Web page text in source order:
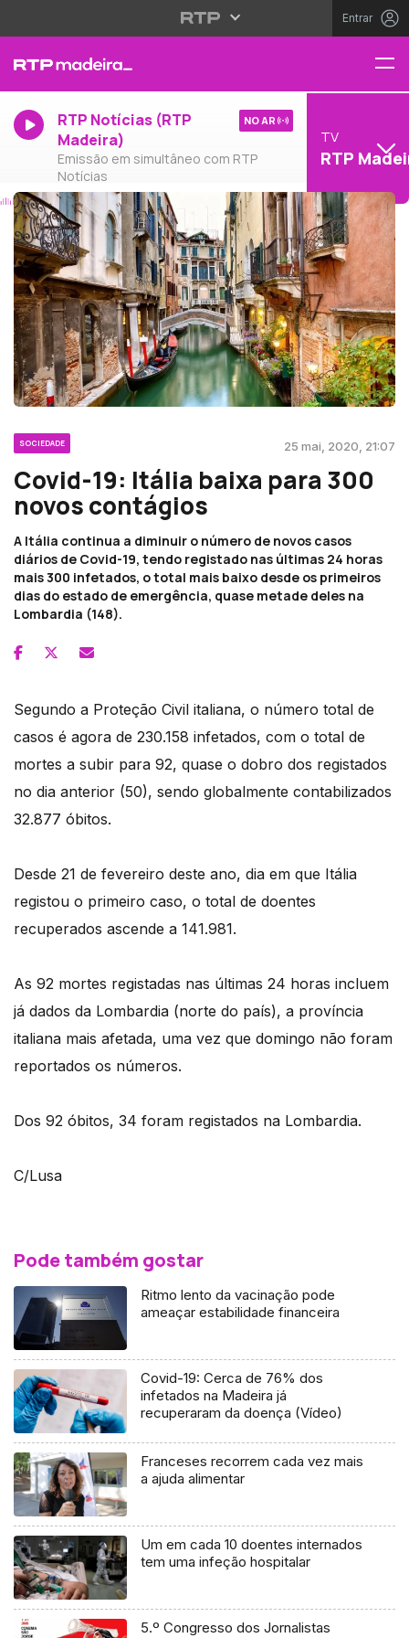
Entrar
RTP Notícias (RTP
Madeira)
Emissão em simultâneo com RTP
Notícias
NO AR
TV
RTP
SOCIEDADE 25 mai, 2020, 21:07
Covid-19: Itália baixa para 300
novos contágios
A Itália continua a diminuir o número de novos casos
diários de Covid-19, tendo registado nas últimas 24 horas
mais 300 infetados, o total mais baixo desde os primeiros
dias do estado de emergência, quase metade deles na
Lombardia (148).
Segundo a Proteção Civil italiana, o número total de
casos é agora de 230.158 infetados, com o total de
mortes a subir para 92, quase o dobro dos registados
no dia anterior (50), sendo globalmente contabilizados
32.877 óbitos.
Desde 21 de fevereiro deste ano, dia em que Itália
registou o primeiro caso, o total de doentes
recuperados ascende a 141.981.
As 92 mortes registadas nas últimas 24 horas incluem
já dados da Lombardia (norte do país), a província
italiana mais afetada, uma vez que domingo não foram
reportados os números.
Dos 92 óbitos, 34 foram registados na Lombardia.
C/Lusa
Pode também gostar
Ritmo lento da vacinação pode
ameaçar estabilidade financeira
Covid-19: Cerca de 76% dos
infetados na Madeira já
recuperaram da doença (Vídeo)
Franceses recorrem cada vez mais
a ajuda alimentar
Um em cada 10 doentes internados
tem uma infeção hospitalar
5.º Congresso dos Jornalistas